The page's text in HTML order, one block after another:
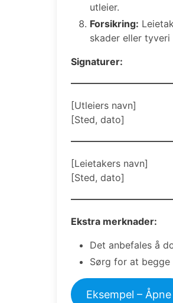
utleier.
Forsikring:
skader eller
Signaturer:
[Utleiers navn]
[Sted, dato]
[Leietakers navn]
[Sted, dato]
Ekstra merknader:
Det anbefales å
Sørg for at
Eksempel – Åpne